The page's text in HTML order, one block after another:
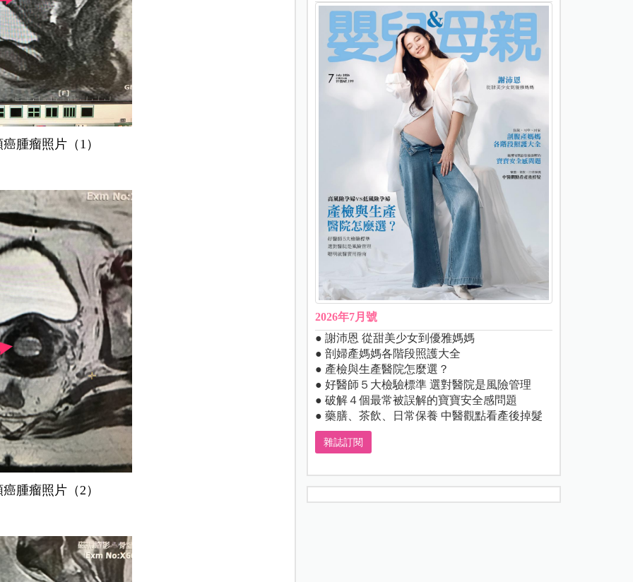
腫瘤照片（1）
腫瘤照片（2）
2026年7月號
● 謝沛恩 從甜美少女到優雅媽媽
● 剖婦產媽媽各階段照護大全
● 產檢與生產醫院怎麼選？
● 好醫師５大檢驗標準 選對醫院是風險管理
● 破解４個最常被誤解的寶寶安全感問題
● 藥膳、茶飲、日常保養 中醫觀點看產後掉髮
雜誌訂閱